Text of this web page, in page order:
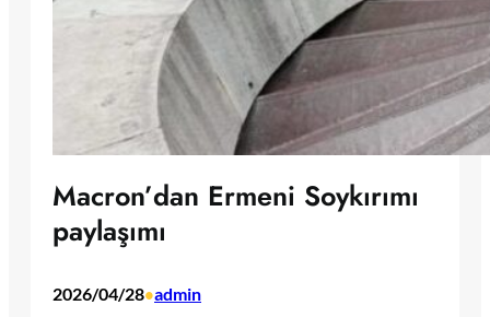
Macron’dan Ermeni Soykırımı
paylaşımı
2026/04/28•admin